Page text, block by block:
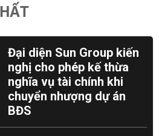
Đại diện Sun Group kiến
nghị cho phép kế thừa
nghĩa vụ tài chính khi
chuyển nhượng dự án
BĐS